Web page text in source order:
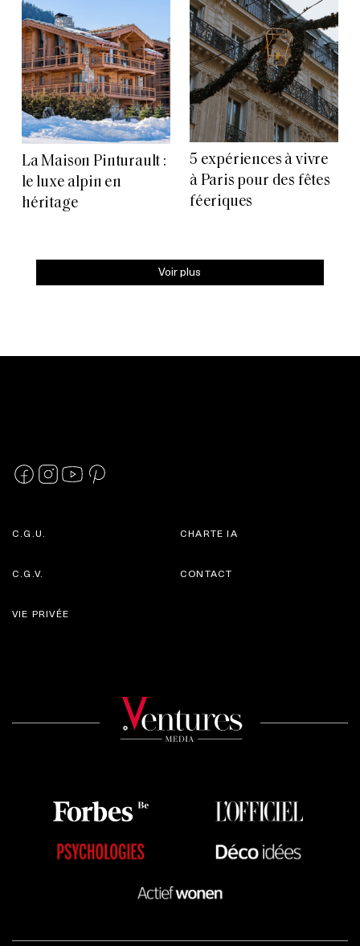
La Maison Pinturault :
le luxe alpin en
héritage
5 expériences à vivre
à Paris pour des fêtes
féeriques
Voir plus
C.G.U.
C.G.V.
CHARTE IA
CONTACT
VIE PRIVÉE